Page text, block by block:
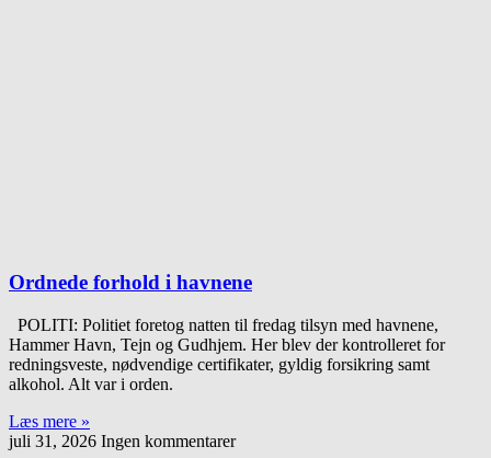
Ordnede forhold i havnene
POLITI: Politiet foretog natten til fredag tilsyn med havnene,
Hammer Havn, Tejn og Gudhjem. Her blev der kontrolleret for
redningsveste, nødvendige certifikater, gyldig forsikring samt
alkohol. Alt var i orden.
Læs mere »
juli 31, 2026 Ingen kommentarer